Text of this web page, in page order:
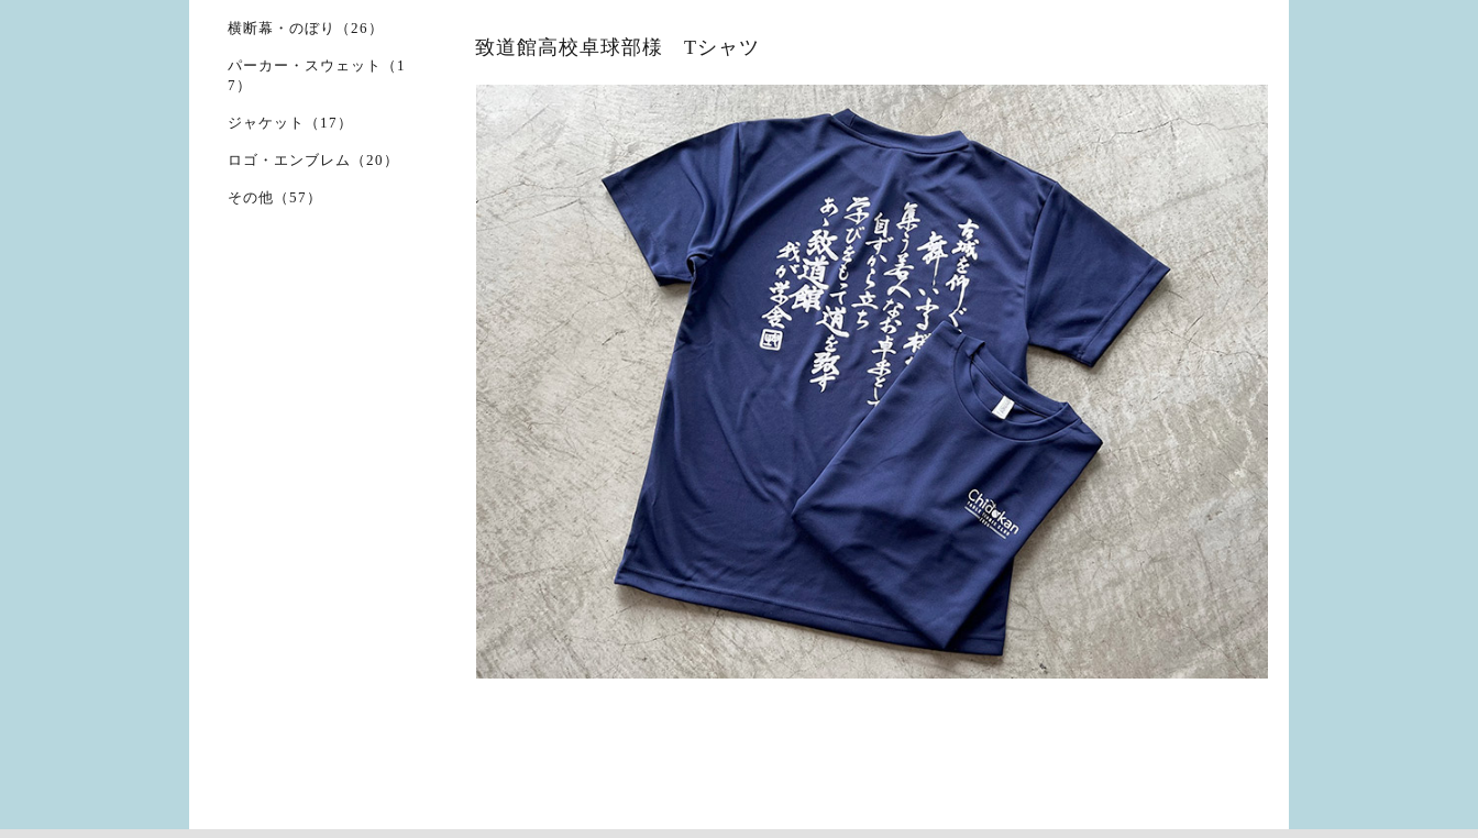
致道館高校卓球部様 Tシャツ
横断幕・のぼり（26）
パーカー・スウェット（1
7）
ジャケット（17）
ロゴ・エンブレム（20）
その他（57）